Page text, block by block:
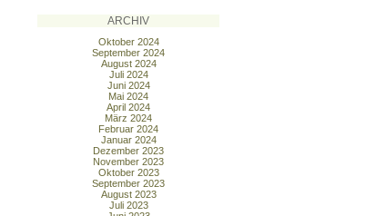
ARCHIV
Oktober 2024
September 2024
August 2024
Juli 2024
Juni 2024
Mai 2024
April 2024
März 2024
Februar 2024
Januar 2024
Dezember 2023
November 2023
Oktober 2023
September 2023
August 2023
Juli 2023